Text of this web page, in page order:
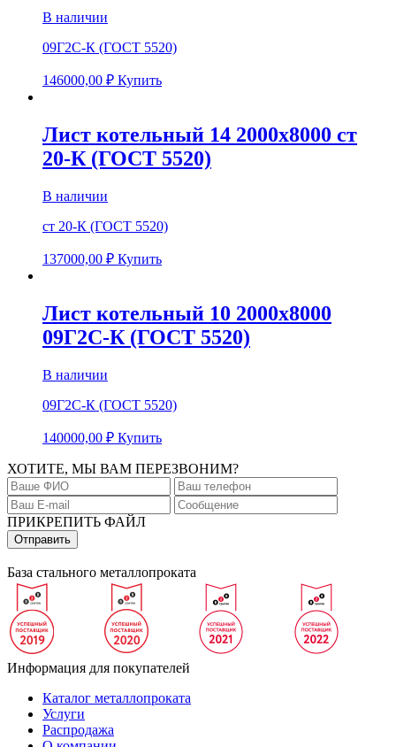
В наличии
09Г2С-К (ГОСТ 5520)
146000,00 ₽ Купить
Лист котельный 14 2000х8000 ст
20-К (ГОСТ 5520)
В наличии
ст 20-К (ГОСТ 5520)
137000,00 ₽ Купить
Лист котельный 10 2000х8000
09Г2С-К (ГОСТ 5520)
В наличии
09Г2С-К (ГОСТ 5520)
140000,00 ₽ Купить
ХОТИТЕ, МЫ ВАМ ПЕРЕЗВОНИМ?
ПРИКРЕПИТЬ ФАЙЛ
База стального металлопроката
Информация для покупателей
Каталог металлопроката
Услуги
Распродажа